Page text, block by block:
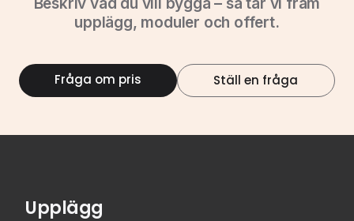
upplägg, moduler och offert.
Fråga om pris Ställ en fråga
Upplägg